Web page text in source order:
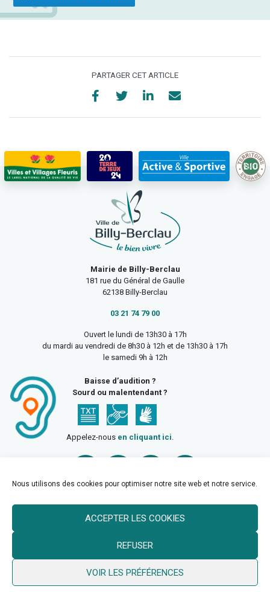
Nous utilisons des cookies pour optimiser notre site web et notre service.
ACCEPTER LES COOKIES
REFUSER
VOIR LES PRÉFÉRENCES
PARTAGER CET ARTICLE
Mairie de Billy-Berclau
181 rue du Général de Gaulle
62138 Billy-Berclau
03 21 74 79 00
Ouvert le lundi de 13h30 à 17h
du mardi au vendredi de 8h30 à 12h et de 13h30 à 17h
le samedi 9h à 12h
Baisse d’audition ?
Sourd ou malentendant ?
Appelez-nous en cliquant ici
© 2026 Ville de Billy Berclau —neoweb.fr